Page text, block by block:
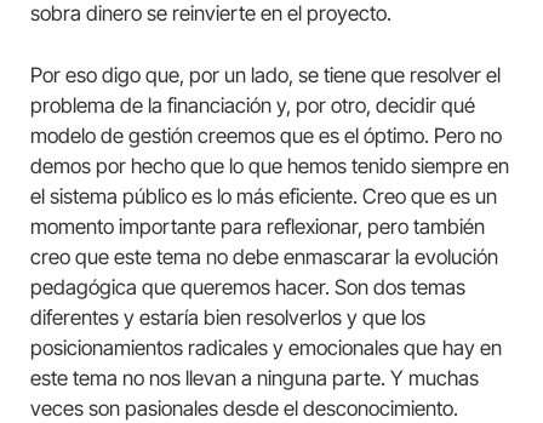
sobra dinero se reinvierte en el proyecto.
Por eso digo que, por un lado, se tiene que resolver el
problema de la financiación y, por otro, decidir qué
modelo de gestión creemos que es el óptimo. Pero no
demos por hecho que lo que hemos tenido siempre en
el sistema público es lo más eficiente. Creo que es un
momento importante para reflexionar, pero también
creo que este tema no debe enmascarar la evolución
pedagógica que queremos hacer. Son dos temas
diferentes y estaría bien resolverlos y que los
posicionamientos radicales y emocionales que hay en
este tema no nos llevan a ninguna parte. Y muchas
veces son pasionales desde el desconocimiento.